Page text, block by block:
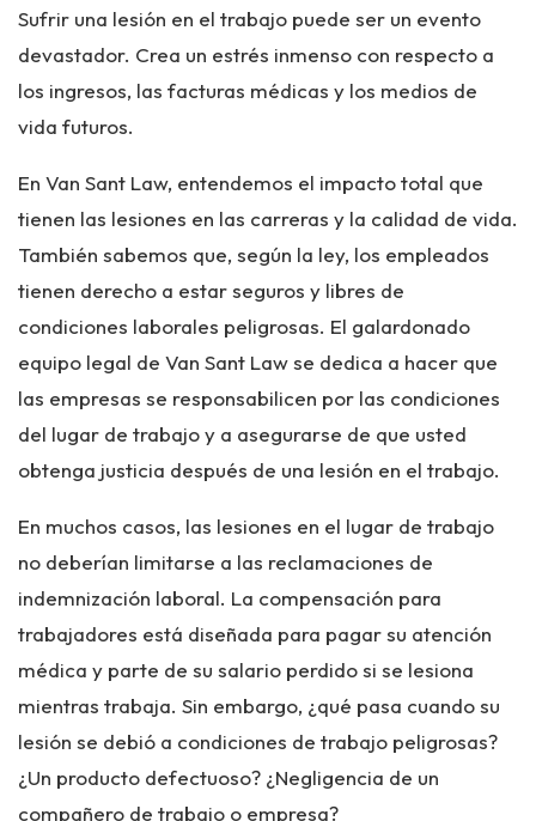
Sufrir una lesión en el trabajo puede ser un evento
devastador. Crea un estrés inmenso con respecto a
los ingresos, las facturas médicas y los medios de
vida futuros.
En Van Sant Law, entendemos el impacto total que
tienen las lesiones en las carreras y la calidad de vida.
También sabemos que, según la ley, los empleados
tienen derecho a estar seguros y libres de
condiciones laborales peligrosas. El galardonado
equipo legal de Van Sant Law se dedica a hacer que
las empresas se responsabilicen por las condiciones
del lugar de trabajo y a asegurarse de que usted
obtenga justicia después de una lesión en el trabajo.
En muchos casos, las lesiones en el lugar de trabajo
no deberían limitarse a las reclamaciones de
indemnización laboral. La compensación para
trabajadores está diseñada para pagar su atención
médica y parte de su salario perdido si se lesiona
mientras trabaja. Sin embargo, ¿qué pasa cuando su
lesión se debió a condiciones de trabajo peligrosas?
¿Un producto defectuoso? ¿Negligencia de un
compañero de trabajo o empresa?